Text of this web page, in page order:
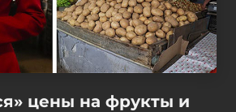
цены на фрукты и